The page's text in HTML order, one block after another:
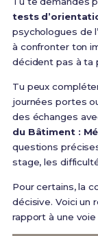
tests
psychologues de
à confronter ton
décident pas à ta
Tu peux
journées portes
des échanges
du Bâtiment :
questions
stage, les
Pour certains, la
décisive. Voici un
rapport à une